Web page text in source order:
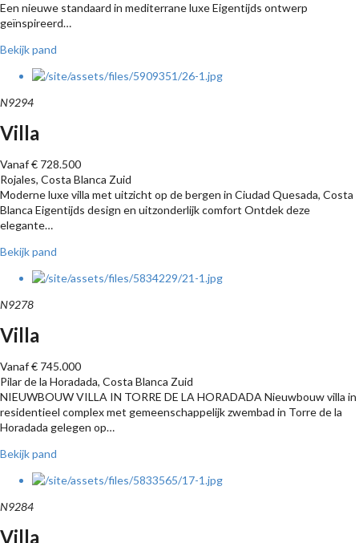
Een nieuwe standaard in mediterrane luxe Eigentijds ontwerp
geïnspireerd…
Bekijk pand
N9294
Villa
Vanaf € 728.500
Rojales, Costa Blanca Zuid
Moderne luxe villa met uitzicht op de bergen in Ciudad Quesada, Costa
Blanca Eigentijds design en uitzonderlijk comfort Ontdek deze
elegante…
Bekijk pand
N9278
Villa
Vanaf € 745.000
Pilar de la Horadada, Costa Blanca Zuid
NIEUWBOUW VILLA IN TORRE DE LA HORADADA Nieuwbouw villa in
residentieel complex met gemeenschappelijk zwembad in Torre de la
Horadada gelegen op…
Bekijk pand
N9284
Villa